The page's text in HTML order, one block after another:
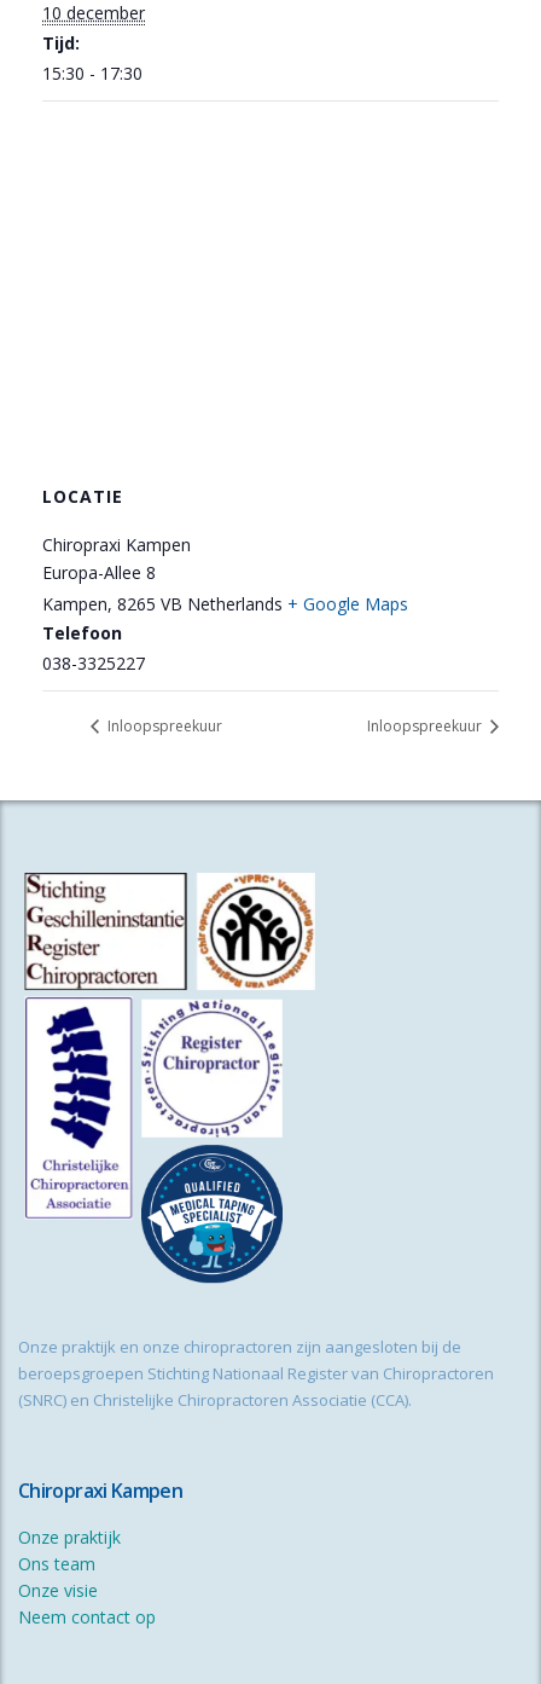
10 december
Tijd:
15:30 - 17:30
LOCATIE
Chiropraxi Kampen
Europa-Allee 8
Kampen, 8265 VB Netherlands + Google Maps
Telefoon
038-3325227
Inloopspreekuur Inloopspreekuur
Onze praktijk en onze chiropractoren zijn aangesloten bij de
beroepsgroepen Stichting Nationaal Register van Chiropractoren
(SNRC) en Christelijke Chiropractoren Associatie (CCA).
Chiropraxi Kampen
Onze praktijk
Ons team
Onze visie
Neem contact op